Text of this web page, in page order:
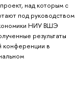
над которым с
под руководством
НИУ ВШЭ
результаты
конференции в